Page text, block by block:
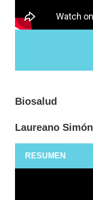
Biosalud
Laureano Simón
RESUMEN